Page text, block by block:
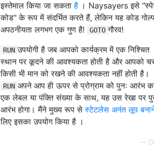
इस्तेमाल किया जा सकताहै । Naysayers इसे
कोड" के रूप में संदर्भित करते हैं, लेकिन यह कोड
अपठनीयता लगभग एक गुण है!
GOTO गौरव!
RUN उपयोगी है जब आपको कार्यक्रम में एक निश्चित
स्थान पर कूदने की आवश्यकता होती है और आपको
किसी भी मान को रखने की आवश्यकता नहीं होती है।
RUN अपने आप ही ऊपर से प्रोग्राम को पुनः आरंभ
एक लेबल या पंक्ति संख्या के साथ, यह उस रेखा पर
आरंभ होगा। मैंने मुख्य रूप सेस्टेटलेस अनंत लूप
लिए इसका उपयोग किया है ।
—